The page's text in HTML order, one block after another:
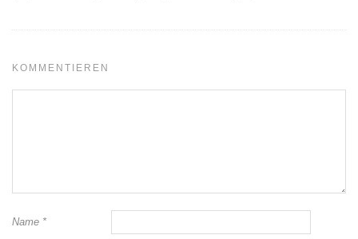
KOMMENTIEREN
Name *